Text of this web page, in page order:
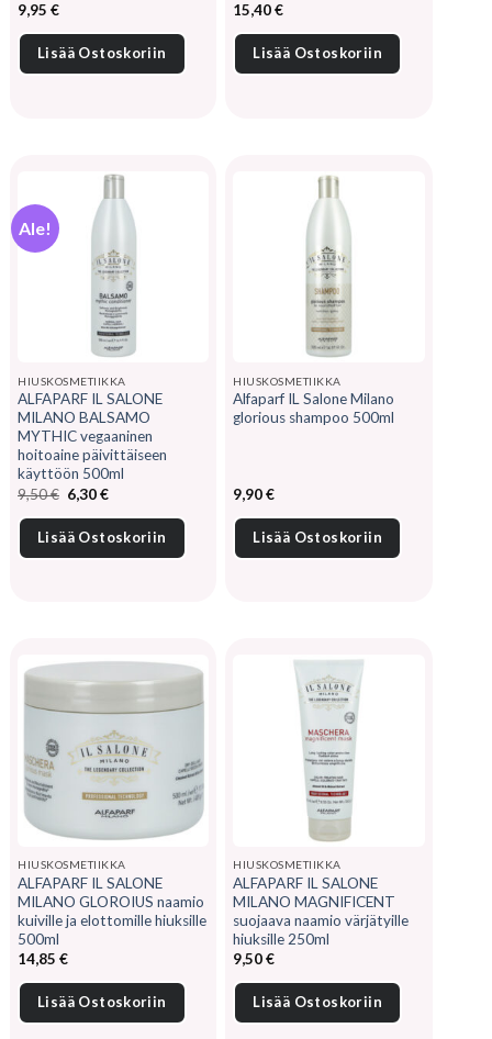
9,95 €
Lisää Ostoskoriin
15,40€
Lisää Ostoskoriin
Ale!
HIUSKOSMETIIKKA
ALFAPARF IL SALONE
MILANO BALSAMO
MYTHIC vegaaninen
hoitoaine päivittäiseen
käyttöön 500ml
9,50€ Alkuperäinen
hinta
oli:
9,50 €.
6,30€Nykyinen
on:
6,30 €.
Lisää Ostoskoriin
HIUSKOSMETIIKKA
Alfaparf IL Salone Milano
glorious shampoo 500ml
9,90€
Lisää Ostoskoriin
HIUSKOSMETIIKKA
ALFAPARF IL SALONE
MILANO GLOROIUS naamio
kuiville ja elottomille hiuksille
500ml
14,85 €
Lisää Ostoskoriin
HIUSKOSMETIIKKA
ALFAPARF IL SALONE
MILANO MAGNIFICENT
suojaava naamio värjätyille
hiuksille 250ml
9,50€
Lisää Ostoskoriin